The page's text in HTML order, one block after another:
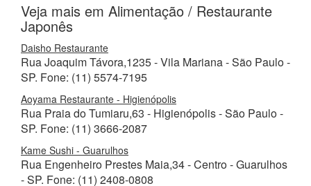
Veja mais em Alimentação / Restaurante
Japonês
Daisho Restaurante
Rua Joaquim Távora,1235 - Vila Mariana - São Paulo -
SP. Fone: (11) 5574-7195
Aoyama Restaurante - Higienópolis
Rua Praia do Tumiaru,63 - Higienópolis - São Paulo -
SP. Fone: (11) 3666-2087
Kame Sushi - Guarulhos
Rua Engenheiro Prestes Maia,34 - Centro - Guarulhos
- SP. Fone: (11) 2408-0808